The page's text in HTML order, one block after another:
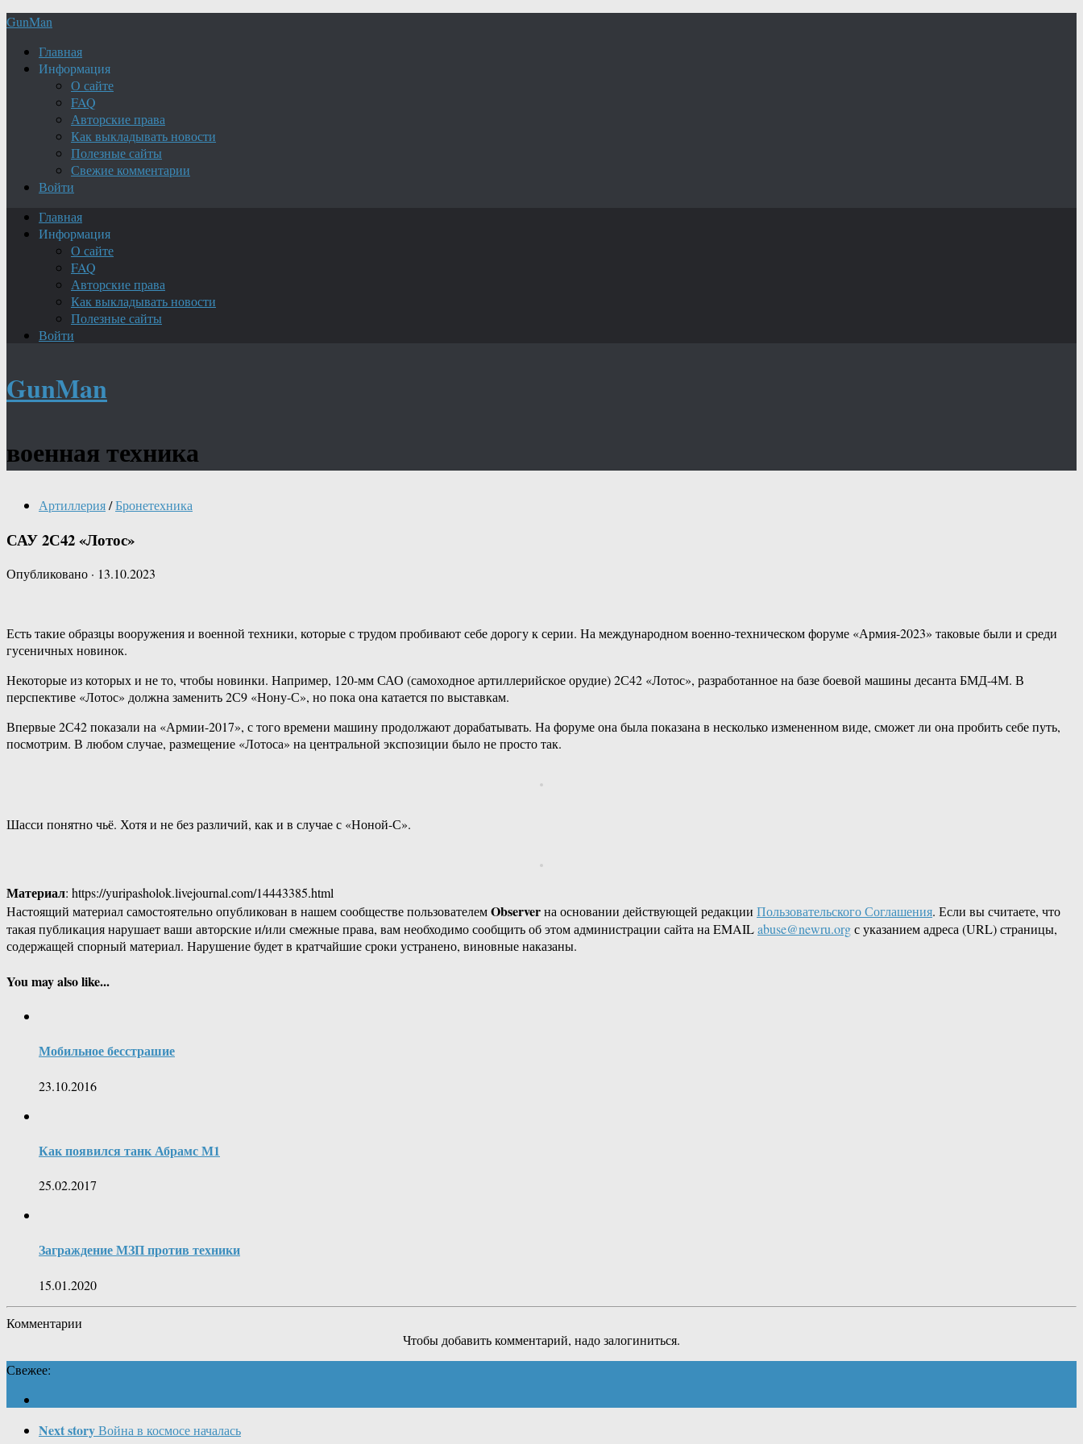
GunMan
Главная
Информация
О сайте
FAQ
Авторские права
Как выкладывать новости
Полезные сайты
Свежие комментарии
Войти
Главная
Информация
О сайте
FAQ
Авторские права
Как выкладывать новости
Полезные сайты
Войти
GunMan
военная техника
Артиллерия/Бронетехника
САУ 2С42 «Лотос»
Опубликовано · 13.10.2023
Есть такие образцы вооружения и военной техники, которые с трудом пробивают себе дорогу к серии. На международном военно-техническом форуме «Армия-2023» таковые были и среди
гусеничных новинок.
Некоторые из которых и не то, чтобы новинки. Например, 120-мм САО (самоходное артиллерийское орудие) 2С42 «Лотос», разработанное на базе боевой машины десанта БМД-4М. В
перспективе «Лотос» должна заменить 2С9 «Нону-С», но пока она катается по выставкам.
Впервые 2С42 показали на «Армии-2017», с того времени машину продолжают дорабатывать. На форуме она была показана в несколько измененном виде, сможет ли она пробить себе путь,
посмотрим. В любом случае, размещение «Лотоса» на центральной экспозиции было не просто так.
Шасси понятно чьё. Хотя и не без различий, как и в случае с «Ноной-С».
Материал: https://yuripasholok.livejournal.com/14443385.html
Настоящий материал самостоятельно опубликован в нашем сообществе пользователемObserverна основании действующей редакции Пользовательского Соглашения. Если вы считаете, что
такая публикация нарушает ваши авторские и/или смежные права, вам необходимо сообщить об этом администрации сайта на EMAILabuse@newru.orgс указанием адреса (URL) страницы,
содержащей спорный материал. Нарушение будет в кратчайшие сроки устранено, виновные наказаны.
You may also like...
Мобильное бесстрашие
23.10.2016
Как появился танк Абрамс М1
25.02.2017
Заграждение МЗП против техники
15.01.2020
Комментарии
Чтобы добавить комментарий, надо залогиниться.
Свежее:
Next storyВойна в космосе началась